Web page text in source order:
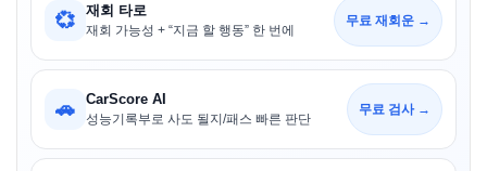
💞 재회 타로
재회 가능성 + “지금 할 행동” 한 번에
무료 재회운 →
🚗 CarScore AI
성능기록부로 사도 될지/패스 빠른 판단
무료 검사 →